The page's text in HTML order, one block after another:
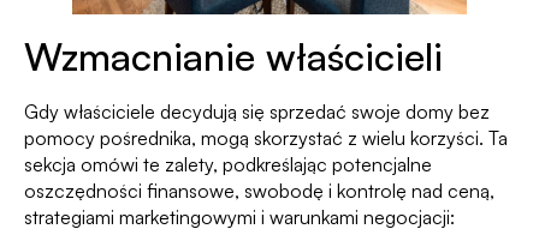
Wzmacnianie właścicieli
Gdy właściciele decydują się sprzedać swoje domy bez
pomocy pośrednika, mogą skorzystać z wielu korzyści. Ta
sekcja omówi te zalety, podkreślając potencjalne
oszczędności finansowe, swobodę i kontrolę nad ceną,
strategiami marketingowymi i warunkami negocjacji: